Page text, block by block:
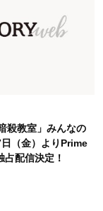
ラス」のトレンド
定番に
殺教室」みんなの
（金）よりPrime
配信決定！